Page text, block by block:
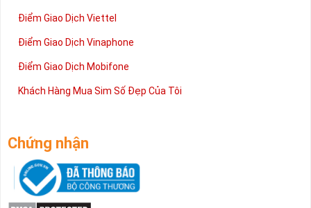
Điểm Giao Dịch Viettel
Điểm Giao Dịch Vinaphone
Điểm Giao Dịch Mobifone
Khách Hàng Mua Sim Số Đẹp Của Tôi
Chứng nhận